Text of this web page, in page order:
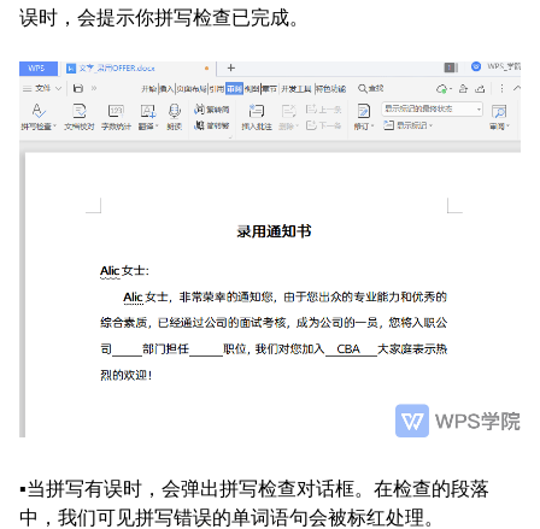
误时，会提示你拼写检查已完成。
▪当拼写有误时，会弹出拼写检查对话框。 在检查的段落
中，我们可见拼写错误的单词语句会被标红处理。